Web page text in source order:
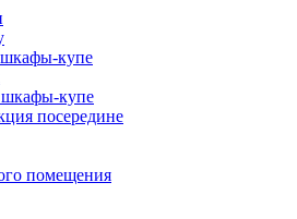
купе
купе
посередине
помещения